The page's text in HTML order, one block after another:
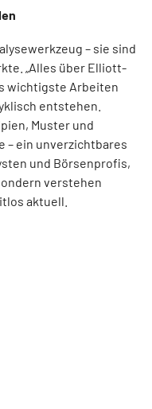
– sie sind
„Alles über Elliott-
wichtigste Arbeiten
entstehen.
Muster und
– ein unverzichtbares
und Börsenprofis,
verstehen
aktuell.